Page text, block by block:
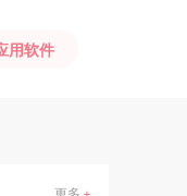
用软件
更多